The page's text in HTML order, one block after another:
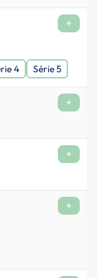
+
4 Série 5
+
+
+